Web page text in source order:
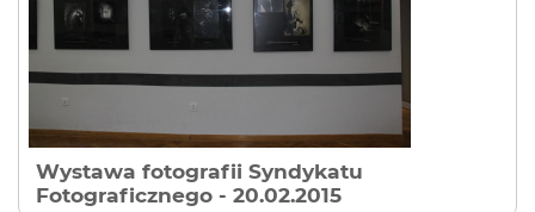
Wystawa fotografii Syndykatu
Fotograficznego - 20.02.2015